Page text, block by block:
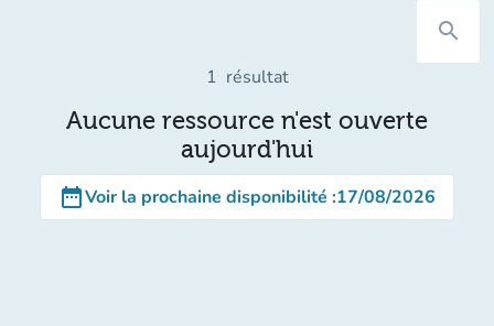
search
1 résultat
Aucune ressource n'est ouverte
aujourd'hui
date_rangeVoir la prochaine disponibilité :17/08/2026